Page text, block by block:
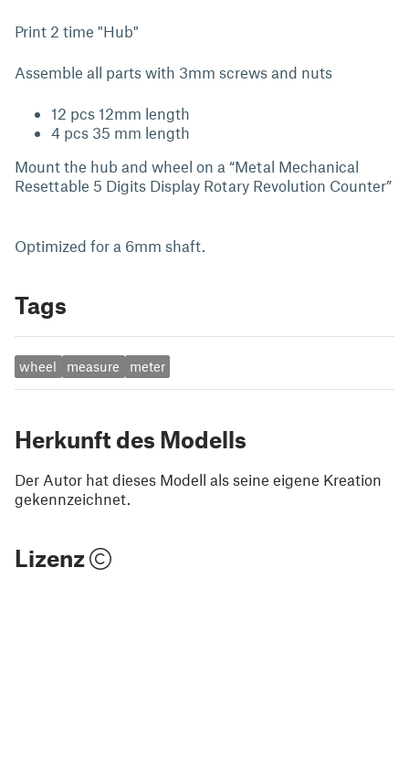
Print 2 time "Hub"
Assemble all parts with 3mm screws and nuts
12 pcs 12mm length
4 pcs 35 mm length
Mount the hub and wheel on a “Metal Mechanical
Resettable 5 Digits Display Rotary Revolution Counter”
Optimized for a 6mm shaft.
Tags
wheel measure meter
Herkunft des Modells
Der Autor hat dieses Modell als seine eigene Kreation
gekennzeichnet.
Lizenz